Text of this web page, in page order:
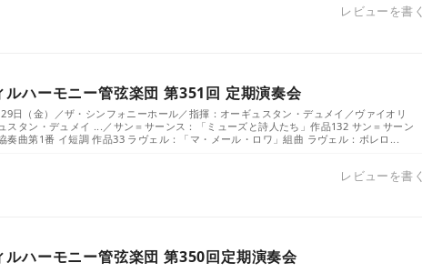
レビューを書く
ルハーモニー管弦楽団 第351回 定期演奏会
日（金）／ザ・シンフォニーホール／指揮：オーギュスタン・デュメイ／ヴァイオリ
スタン・デュメイ ...／サン＝サーンス：「ミューズと詩人たち」作品132 サン＝サーン
奏曲第1番 イ短調 作品33 ラヴェル：「マ・メール・ロワ」組曲 ラヴェル：ボレロ...
レビューを書く
ルハーモニー管弦楽団 第350回定期演奏会